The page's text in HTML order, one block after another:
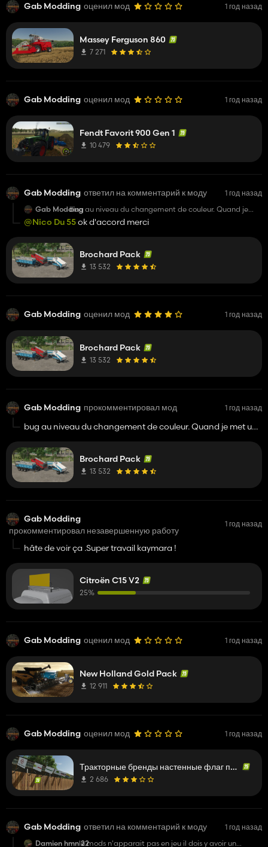
Gab Modding оценил мод 1 год назад
Massey Ferguson 860
7 271
Gab Modding оценил мод 1 год назад
Fendt Favorit 900 Gen 1
10 479
Gab Modding ответил на комментарий к моду
1 год назад
Gab Moddingbug au niveau du changement de couleur. Quand je
met une couleur la benne disparait.Mais bon mod !
@Nico Du 55ok d'accord merci
Brochard Pack
13 532
Gab Modding оценил мод 1 год назад
Brochard Pack
13 532
Gab Modding прокомментировал мод 1 год назад
bug au niveau du changement de couleur. Quand je met une
Brochard Pack
13 532
Gab Modding
прокомментировал незавершенную работу
1 год назад
hâte de voir ça .Super travail kaymara !
Citroën C15 V2
25%
Gab Modding оценил мод 1 год назад
New Holland Gold Pack
12 911
Gab Modding оценил мод 1 год назад
Тракторные бренды настенные флаг пакет 1
2 686
Gab Modding ответил на комментарий к моду
1 год назад
Damien hmn 22le mods n'apparait pas en jeu il dois y avoir un